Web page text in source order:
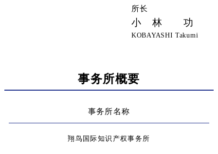
所长
小 林 功
KOBAYASHI Takumi
事务所概要
事务所名称
翔鸟国际知识产权事务所